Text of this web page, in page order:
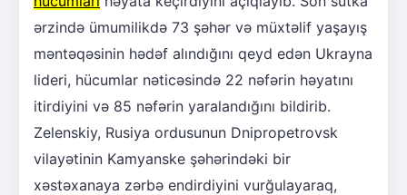
ərzində ümumilikdə 73 şəhər və müxtəlif yaşayış
məntəqəsinin hədəf alındığını qeyd edən Ukrayna
lideri, hücumlar nəticəsində 22 nəfərin həyatını
itirdiyini və 85 nəfərin yaralandığını bildirib.
Zelenskiy, Rusiya ordusunun Dnipropetrovsk
vilayətinin Kamyanske şəhərindəki bir
xəstəxanaya zərbə endirdiyini vurğulayaraq,